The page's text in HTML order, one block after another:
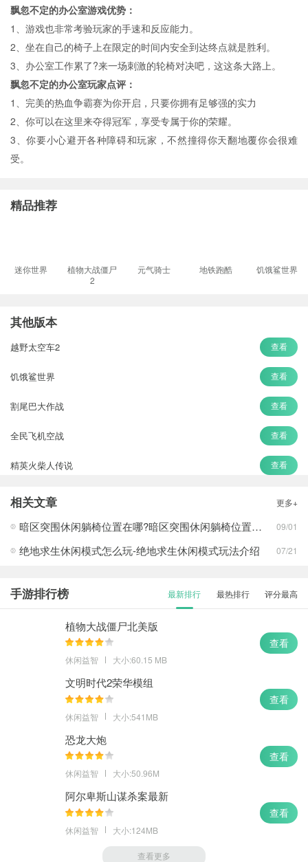
飘忽不定的办公室游戏优势：
1、游戏也非常考验玩家的手速和反应能力。
2、坐在自己的椅子上在限定的时间内安全到达终点就是胜利。
3、办公室工作累了?来一场刺激的轮椅对决吧，这这条大路上。
飘忽不定的办公室玩家点评：
1、完美的热血争霸赛为你开启，只要你拥有足够强的实力
2、你可以在这里来夺得冠军，享受专属于你的荣耀。
3、你要小心避开各种障碍和玩家，不然撞得你天翻地覆你会很难
受。
精品推荐
迷你世界
植物大战僵尸
2
元气骑士 地铁跑酷 饥饿鲨世界
其他版本
越野太空车2 查看
饥饿鲨世界 查看
割尾巴大作战 查看
全民飞机空战 查看
精英火柴人传说 查看
节奏盒子
幸存者危城 查看
相关文章 更多+
暗区突围休闲躺椅位置在哪?暗区突围休闲躺椅位置攻略 09/01
绝地求生休闲模式怎么玩-绝地求生休闲模式玩法介绍 07/21
手游排行榜 最新排行 最热排行 评分最高
植物大战僵尸北美版
休闲益智 大小:60.15 MB
查看
文明时代2荣华模组
休闲益智 大小:541MB
查看
恐龙大炮
休闲益智 大小:50.96M
查看
阿尔卑斯山谋杀案最新
休闲益智 大小:124MB
查看
查看更多